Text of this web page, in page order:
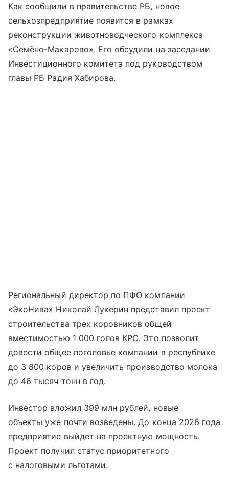
Как сообщили в правительстве РБ, новое
сельхозпредприятие появится в рамках
реконструкции животноводческого комплекса
«Семёно-Макарово». Его обсудили на заседании
Инвестиционного комитета под руководством
главы РБ Радия Хабирова.
Региональный директор по ПФО компании
«ЭкоНива» Николай Лукерин представил проект
строительства трех коровников общей
вместимостью 1 000 голов КРС. Это позволит
довести общее поголовье компании в республике
до 3 800 коров и увеличить производство молока
до 46 тысяч тонн в год.
Инвестор вложил 399 млн рублей, новые
объекты уже почти возведены. До конца 2026 года
предприятие выйдет на проектную мощность.
Проект получил статус приоритетного
с налоговыми льготами.